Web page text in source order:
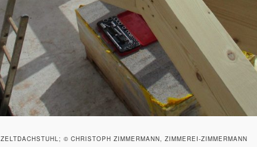
ZELTDACHSTUHL; © CHRISTOPH ZIMMERMANN, ZIMMEREI-ZIMMERMANN